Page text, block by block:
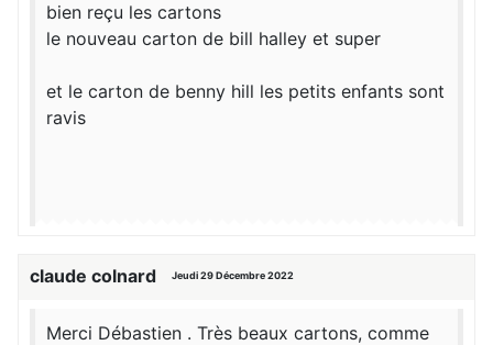
bien reçu les cartons
le nouveau carton de bill halley et super
et le carton de benny hill les petits enfants sont
ravis
claude colnard Jeudi 29 Décembre 2022
Merci Débastien . Très beaux cartons, comme